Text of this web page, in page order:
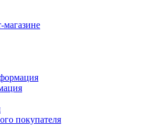
магазине
покупателя